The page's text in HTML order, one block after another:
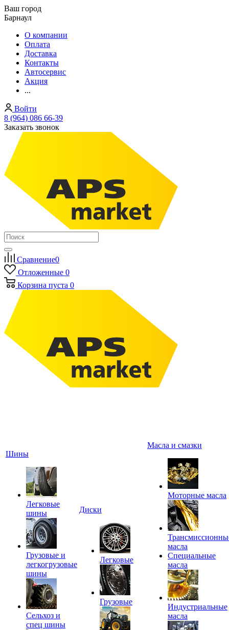
Ваш город
Барнаул
О компании
Оплата
Доставка
Контакты
Автосервис
Акция
...
Войти
8 (964) 086 66-39
Заказать звонок
Сравнение0
Отложенные 0
Корзина пуста 0
Шины
Легковые
шины
Грузовые и
легкогрузовые
шины
Сельхоз и
спец шины
Диски
Легковые
Грузовые
Масла и смазки
Моторные масла
масла
Специальные
масла
Индустриальные
масла